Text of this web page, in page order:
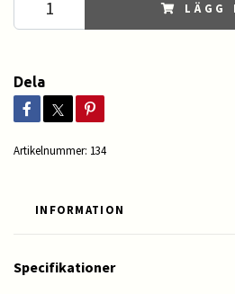
LÄGG
Dela
Artikelnummer: 134
INFORMATION
Specifikationer